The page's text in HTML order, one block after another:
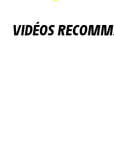
VIDÉOS